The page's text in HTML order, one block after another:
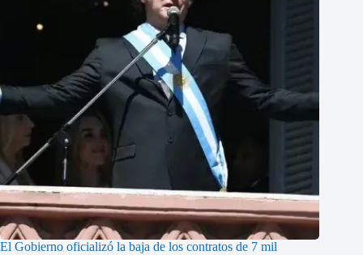
El Gobierno oficializó la baja de los contratos de 7 mil